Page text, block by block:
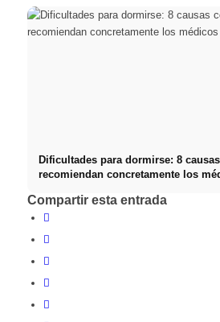
Dificultades para dormirse: 8
recomiendan concretamente los
Compartir esta entrada